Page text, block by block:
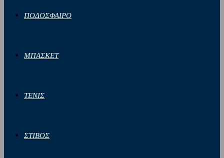
ΠΟΔΟΣΦΑΙΡΟ
ΜΠΑΣΚΕΤ
ΤΕΝΙΣ
ΣΤΙΒΟΣ